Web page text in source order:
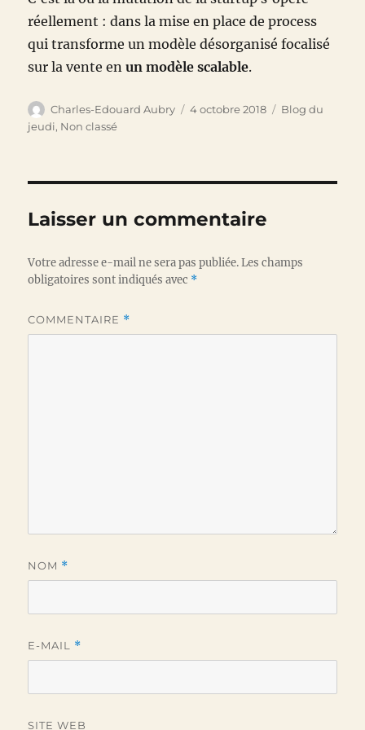
réellement : dans la mise en place de process
qui transforme un modèle désorganisé focalisé
sur la vente en un modèle scalable.
Auteur
Charles-Edouard Aubry
Publié
4 octobre 2018 Catégories
Blog du
jeudi, Non classé
Laisser un commentaire
Votre adresse e-mail ne sera pas publiée. Les champs
obligatoires sont indiqués avec *
COMMENTAIRE *
NOM *
E-MAIL *
SITE WEB